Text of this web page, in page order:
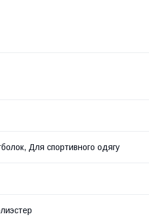
Для спортивного одягу